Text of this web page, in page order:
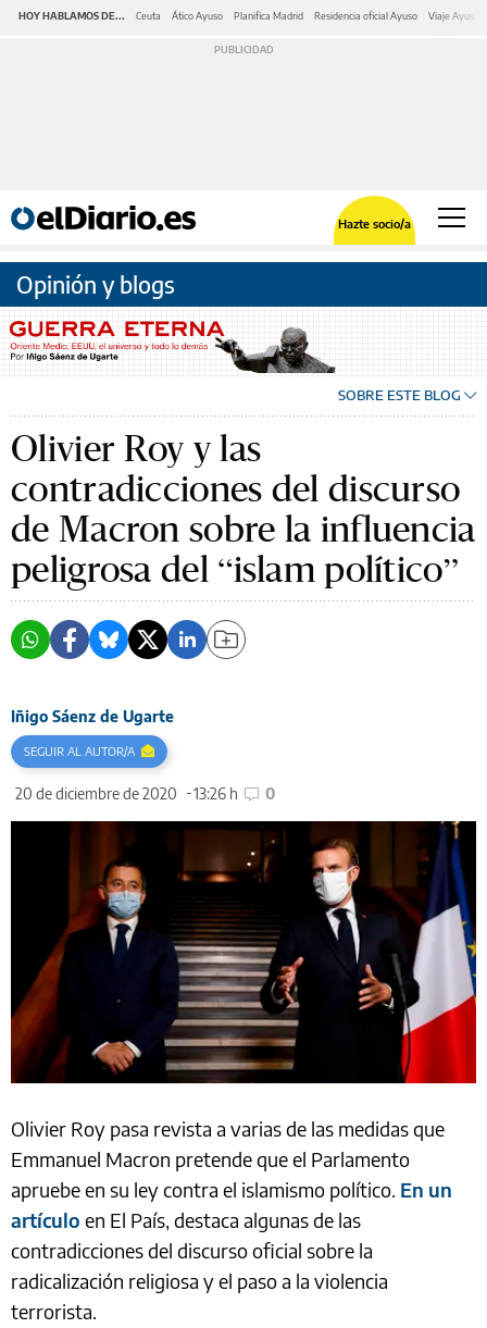
HOY HABLAMOS DE... Ceuta Ático Ayuso Planifica Madrid Residencia oficial Ayuso Viaje Ayuso
Hazte socio/a
Opinión y blogs
SOBRE ESTE BLOG
Olivier Roy y las
contradicciones del discurso
de Macron sobre la influencia
peligrosa del “islam político”
Iñigo Sáenz de Ugarte
20 de diciembre de 2020 13:26 h 0
SEGUIR AL AUTOR/A
Olivier Roy pasa revista a varias de las medidas que
Emmanuel Macron pretende que el Parlamento
apruebe en su ley contra el islamismo político. En un
artículo en El País, destaca algunas de las
contradicciones del discurso oficial sobre la
radicalización religiosa y el paso a la violencia
terrorista.